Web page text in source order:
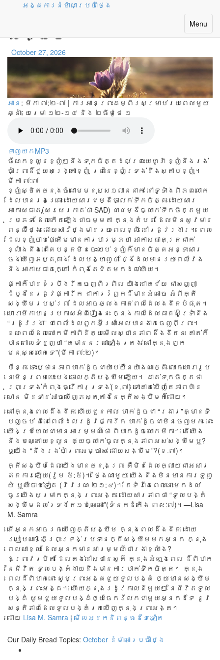
អង្គការនំម៉ាណាប្រចាំថ្ងៃ
Toggle
Menu
ការជ្រើសរើសយកសេចក្តី
សង្ឃឹម
October 27, 2026
អាន : មីកា ៧:២-៧ | ការអានព្រះគម្ពីរសម្រាប់រយៈពេលមួយ
ឆ្នាំ: យេរេមា ១២-១៤ និង ២ធីម៉ូថេ ១
ទាញយកMP3
ចំណែកខ្លួនខ្ញុំៗនឹងទុកចិត្តដល់ព្រះយេហូវ៉ា ខ្ញុំនឹងរង់
ចាំព្រះដ៏ជួយសង្គ្រោះខ្ញុំ ព្រះនៃខ្ញុំទ្រង់នឹងស្តាប់ខ្ញុំ។
មីកា ៧:៧
ខ្ញុំ​ស្ថិត​ក្នុង​ចំណោម​មនុស្ស​១​លាន​នាក់ នៅ​ទូទាំង​ពិភព​លោក
ដែល​បាន​រង​គ្រោះ ដោយ​សារ​ជម្ងឺ​ធា្លក់​ទឹក​ចិត្ត ដោយ​សារ​
អាកាស​ធាតុ​(សរសេរ​កាត់​ថា SAD) ជា​ជម្ងឺ​ធ្លាក់​ទឹក​ចិត្ត​មួយ​
ប្រភេទ ដែល​កើត​ឡើង​ជា​ធម្មតា ក្នុង​តំបន់ ដែល​មិន​សូវ​មាន​
ពន្លឺថ្ងៃ ដោយ​សារ​ថ្ងៃ​មាន​រយៈ​ពេល​ខ្លី នៅ​រដូវ​រងារ។ ពេល​
ដែល​ខ្ញុំ​ចាប់​ផ្តើម​មាន​ការ​បារម្ភ​ថា អាកាស​ធាតុ​ត្រជាក់​
ខ្លាំង​នឹង​នៅ​តែបន្ត​មិន​ចេះ​ឈប់ ខ្ញុំ​ក៏​មាន​ចិត្ត​អន្ទះ​សារ​
ចង់​ឃើញ​ភស្តុតាង ដែល​បង្ហាញ​ថា ថ្ងៃ​ដែល​មាន​រយៈ​ពេល​វែង
និង​អាកាស​ធាតុ​ក្តៅ កំពុង​តែ​ជិត​មក​ដល់​ហើយ​។
ផ្កា​ក៏​បាន​ខំ​ប្រឹង​រីក​ចេញ​ពី​ព្រិល យ៉ាង​ជោគ​ជ័យ ជា​សញ្ញា​
ដំបូង​នៃ​រដូវ​ផ្កា​រីក ជា​ការ​រំឭក​ដ៏មានអំណាច​ អំ​ពី​ក្តី​
សង្ឃឹម​របស់​ព្រះ ដែល​អាច​ឆ្លង​កាត់​ពេល​ដែល​ងងឹត​បំផុត។
ហោរា​មីកា​បាន​ប្រកាស​អំពី​រឿង​នេះ ក្នុង​កាល​ដែល​គាត់​ស៊ូ​ទ្រាំ​នឹង
“រដូវ​រងា” ជាពេល​ដែល​ពួក​អ៊ីស្រាអែល​បាន​ងាក​ចេញ​ពី​ព្រះ។
ខណៈ​ពេល​ដែល​លោក​មីកា​ពិនិត្យ​មើល​ស្ថាន​ភាព​ដ៏​ងងឹត​នេះ គាត់​ក៏​
បានពោល​ទំនួញ​ថា “គ្មាន​នរណា​ទៀង​ត្រង់ នៅ​ក្នុង​ពួក​
មនុស្ស​លោក​ទេ”(មីកា ៧:២)។
ប៉ុន្តែ ទោះ​ស្ថាន​ភាព​ហាក់​ដូច​ជា​យ៉ាប់​យ៉ឺន​យ៉ាង​ណា​ក្តី លោក​ហោរា​រូប​
នេះ​មិន​ព្រម​បោះ​បង់​ចោល​ក្តី​សង្ឃឹម​ឡើយ។ គាត់ទុក​ចិត្ត​ថា
ព្រះ​ទ្រង់​កំពុង​ធ្វើ​ការ​ទ្រង់​(ខ.៧) ទោះ​គាត់​ឃើញ​តែ​ភាព​ហិន​
ហោន មិន​ទាន់​អាច​ឃើញ​ភស្តុតាង​នៃ​ក្តី​សង្ឃឹម​ក៏​ដោយ។​
នៅ​ក្នុង​ពេល​ដ៏​ងងឹត ហើយ​ជួន​កាល ហាក់​ដូច​ជា “រងារ”គ្មាន​ទី
បញ្ចប់ គឺ​នៅ​ពេល​ដែល​រដូវ​ផ្ការីក ហាក់​ដូច​ជា​មិន​ចេញ​មក នោះ
យើង​ប្រហែល​ជា​មាន​អារម្មណ៍​ថា ពិបាក​ដូច​លោក​មីកា។ តើ​យើង​
នឹង​បណ្តោយ​ខ្លួន ឲ្យ​ធ្លាក់​ចូល​ក្នុង​ភាព​អស់​សង្ឃឹម​ឬ?
ឬ​យើង “នឹង​រង់​ចំា​ព្រះ​អម្ចាស់ ដោយ​សង្ឃឹម”?(ខ.៧)។
ក្តី​សង្ឃឹម​ដែល​យើង​មាន​ក្នុង​ព្រះ គឺ​មិន​ដែល​ក្លាយ​ជា​អសារ​
ឥត​ការ​ឡើយ​(រ៉ូម ៥:៥)។ ​ថ្ងៃ​ណា​មួយ​ យើង​នឹង​មិន​មាន​ការ​ទួញ​
យំ ឬ​ឈឺ​ចាប់​ទៀត​ (វិវរណៈ ២១:៤)។ តែ​ទំរាំ​តែ​ពេល​នោះ​មក​ដល់
ចូរ​យើង​សម្រាក​ក្នុង​ព្រះ​អង្គ ដោយ​សារ​ភាព​ថា “​ទូលបង្គំ​
សង្ឃឹម​ដល់​ទ្រង់​តែ​១​ប៉ុណ្ណោះ”(ទំនុកដំកើង ៣៩:៧)។—Lisa
M. Samra
តើអ្នកអាចរកឃើញក្តីសង្ឃឹម ក្នុងពេលដ៏ងងឹត ដោយ
របៀបណា? តើព្រះទ្រង់ប្រទានក្តីសង្ឃឹមមកអ្នក ក្នុង
ពេលណាខ្លះ ដែលអ្នកមានអារម្មណ៍ថារងាខ្លាំង?
ឱព្រះវរបិតា ដែលគង់នៅស្ថានសួគ៌ ក្នុងអំឡុងពេល ដ៏ពិបាក
នៃជីវិត ទូលបង្គំងាយនឹងមានការបាក់ទឹកចិត្ត។ ក្នុង
ពេលដ៏ពិបាកនោះ សូមព្រះអង្គជួយទូលបង្គំ ឲ្យមានសង្ឃឹម
ក្នុងព្រះអង្គ។ ហើយក្នុងរដូវកាលនីមួយៗ នៃជីវិតទូល
បង្គំ សូមជួយទូលបង្គំឲ្យចែករំលែកជាមួយអ្នកដទៃ នូវ
សន្តិភាពដែលទូលបង្គំរកឃើញក្នុងព្រះអង្គ។
ដោយ Lisa M. Samra | មើលអ្នកនិពន្ធដទៃទៀត
Our Daily Bread Topics: October នំម៉ាណាប្រចាំថ្ងៃ